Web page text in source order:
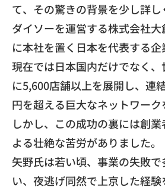
て、 その驚きの背景を少し詳し
ダイソーを運営する株式会社大
に本社を置く日本を代表する企
現在では日本国内だけでなく
に5,600店舗以上を展開し、連
円を超える巨大なネットワーク
​しかし、 この成功の裏には創
よる壮絶な苦労がありました。
矢野氏は若い頃、事業の失敗
い、 夜逃げ同然で上京した経験